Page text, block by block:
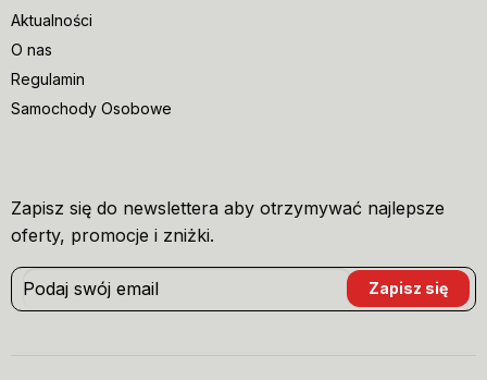
Aktualności
O nas
Regulamin
Samochody Osobowe
Zapisz się do newslettera aby otrzymywać najlepsze
oferty, promocje i zniżki.